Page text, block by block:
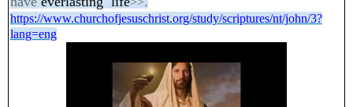
https://www.churchofjesuschrist.org/study/scriptures/nt/john/3?
lang=eng